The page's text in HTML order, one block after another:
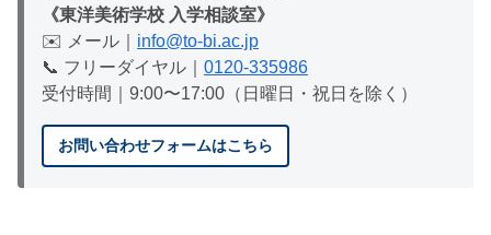
《東洋美術学校 入学相談室》
✉️ メール｜ info@to-bi.ac.jp
📞 フリーダイヤル｜ 0120-335986
受付時間｜9:00〜17:00（日曜日・祝日を除く）
お問い合わせフォームはこちら